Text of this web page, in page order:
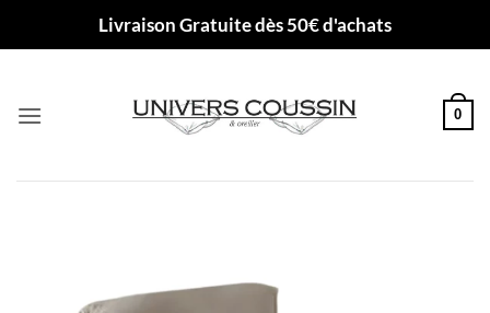
Livraison Gratuite dès 50€ d'achats
0